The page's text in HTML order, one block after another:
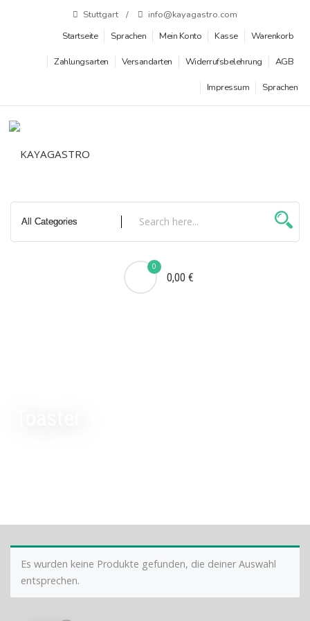
Stuttgart
info@kayagastro.com
Startseite
Sprachen Mein Konto Kasse Warenkorb
Zahlungsarten Versandarten Widerrufsbelehrung AGB
Impressum Sprachen
0
0,00 €
Es wurden keine Produkte gefunden, die deiner Auswahl
entsprechen.